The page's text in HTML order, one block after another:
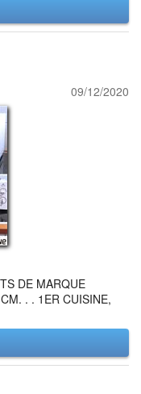
09/12/2020
DE MARQUE
. . 1ER CUISINE,